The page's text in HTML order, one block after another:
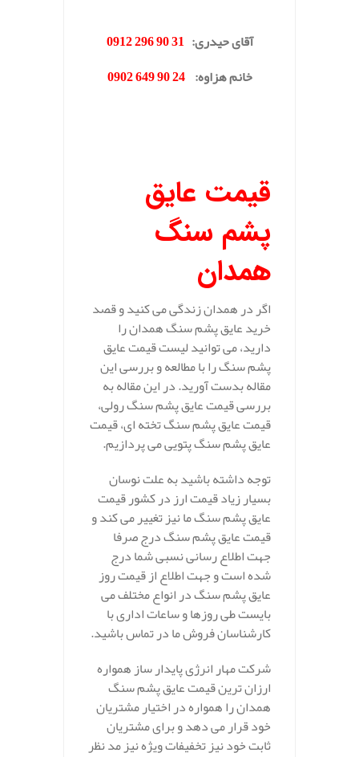
آقای حیدری:
31 90 296 0912
خانم هزاوه:
24 90 649 0902
قیمت عایق
پشم سنگ
همدان
اگر در همدان زندگی می کنید و قصد
خرید عایق پشم سنگ همدان را
دارید، می توانید لیست قیمت عایق
پشم سنگ را با مطالعه و بررسی این
مقاله بدست آورید. در این مقاله به
بررسی قیمت عایق پشم سنگ رولی،
قیمت عایق پشم سنگ تخته ای، قیمت
عایق پشم سنگ پتویی می پردازیم.
توجه داشته باشید به علت نوسان
بسیار زیاد قیمت ارز در کشور قیمت
عایق پشم سنگ ما نیز تغییر می کند و
قیمت عایق پشم سنگ درج صرفا
جهت اطلاع رسانی نسبی شما درج
شده است و جهت اطلاع از قیمت روز
عایق پشم سنگ در انواع مختلف می
بایست طی روزها و ساعات اداری با
کارشناسان فروش ما در تماس باشید.
شرکت مهار انرژی پایدار ساز همواره
ارزان ترین قیمت عایق پشم سنگ
همدان را همواره در اختیار مشتریان
خود قرار می دهد و برای مشتریان
ثابت خود نیز تخفیفات ویژه نیز مد نظر